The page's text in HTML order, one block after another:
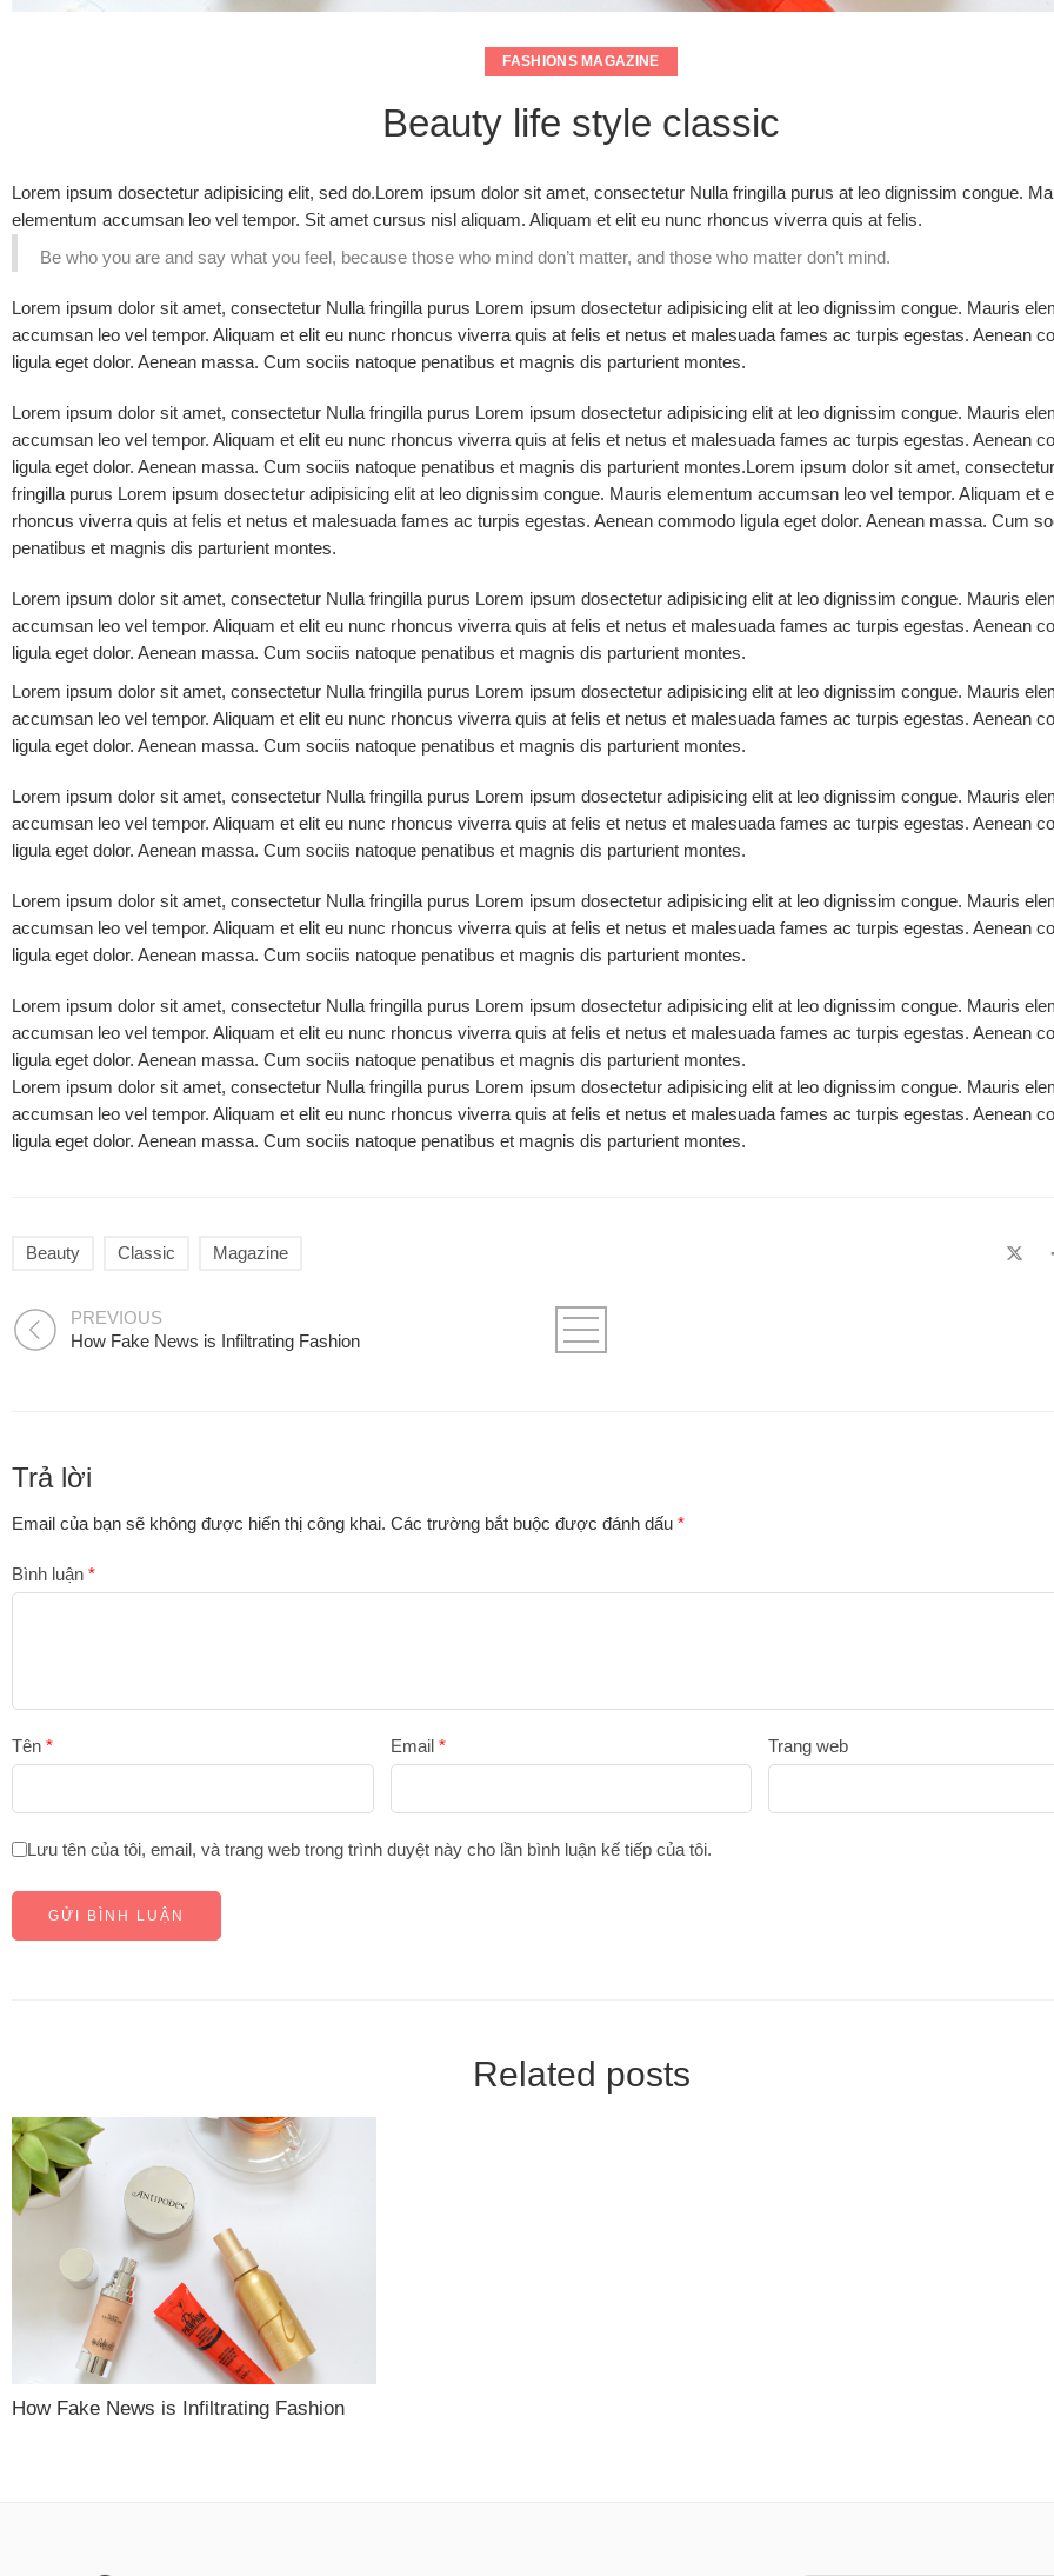
FASHIONS MAGAZINE
Beauty life style classic
Lorem ipsum dosectetur adipisicing elit, sed do.Lorem ipsum dolor sit amet, consectetur Nulla fringilla purus at leo dignissim congue.
elementum accumsan leo vel tempor. Sit amet cursus nisl aliquam. Aliquam et elit eu nunc rhoncus viverra quis at felis.
Be who you are and say what you feel, because those who mind don’t matter, and those who matter don’t mind.
Lorem ipsum dolor sit amet, consectetur Nulla fringilla purus Lorem ipsum dosectetur adipisicing elit at leo dignissim congue. Mauris
accumsan leo vel tempor. Aliquam et elit eu nunc rhoncus viverra quis at felis et netus et malesuada fames ac turpis egestas. Aenean
ligula eget dolor. Aenean massa. Cum sociis natoque penatibus et magnis dis parturient montes.
Lorem ipsum dolor sit amet, consectetur Nulla fringilla purus Lorem ipsum dosectetur adipisicing elit at leo dignissim congue. Mauris
accumsan leo vel tempor. Aliquam et elit eu nunc rhoncus viverra quis at felis et netus et malesuada fames ac turpis egestas. Aenean
ligula eget dolor. Aenean massa. Cum sociis natoque penatibus et magnis dis parturient montes.Lorem ipsum dolor sit amet,
fringilla purus Lorem ipsum dosectetur adipisicing elit at leo dignissim congue. Mauris elementum accumsan leo vel tempor. Aliquam et
rhoncus viverra quis at felis et netus et malesuada fames ac turpis egestas. Aenean commodo ligula eget dolor. Aenean massa. Cum
penatibus et magnis dis parturient montes.
Lorem ipsum dolor sit amet, consectetur Nulla fringilla purus Lorem ipsum dosectetur adipisicing elit at leo dignissim congue. Mauris
accumsan leo vel tempor. Aliquam et elit eu nunc rhoncus viverra quis at felis et netus et malesuada fames ac turpis egestas. Aenean
ligula eget dolor. Aenean massa. Cum sociis natoque penatibus et magnis dis parturient montes.
Lorem ipsum dolor sit amet, consectetur Nulla fringilla purus Lorem ipsum dosectetur adipisicing elit at leo dignissim congue. Mauris
accumsan leo vel tempor. Aliquam et elit eu nunc rhoncus viverra quis at felis et netus et malesuada fames ac turpis egestas. Aenean
ligula eget dolor. Aenean massa. Cum sociis natoque penatibus et magnis dis parturient montes.
Lorem ipsum dolor sit amet, consectetur Nulla fringilla purus Lorem ipsum dosectetur adipisicing elit at leo dignissim congue. Mauris
accumsan leo vel tempor. Aliquam et elit eu nunc rhoncus viverra quis at felis et netus et malesuada fames ac turpis egestas. Aenean
ligula eget dolor. Aenean massa. Cum sociis natoque penatibus et magnis dis parturient montes.
Lorem ipsum dolor sit amet, consectetur Nulla fringilla purus Lorem ipsum dosectetur adipisicing elit at leo dignissim congue. Mauris
accumsan leo vel tempor. Aliquam et elit eu nunc rhoncus viverra quis at felis et netus et malesuada fames ac turpis egestas. Aenean
ligula eget dolor. Aenean massa. Cum sociis natoque penatibus et magnis dis parturient montes.
Lorem ipsum dolor sit amet, consectetur Nulla fringilla purus Lorem ipsum dosectetur adipisicing elit at leo dignissim congue. Mauris
accumsan leo vel tempor. Aliquam et elit eu nunc rhoncus viverra quis at felis et netus et malesuada fames ac turpis egestas. Aenean
ligula eget dolor. Aenean massa. Cum sociis natoque penatibus et magnis dis parturient montes.
Lorem ipsum dolor sit amet, consectetur Nulla fringilla purus Lorem ipsum dosectetur adipisicing elit at leo dignissim congue. Mauris
accumsan leo vel tempor. Aliquam et elit eu nunc rhoncus viverra quis at felis et netus et malesuada fames ac turpis egestas. Aenean
ligula eget dolor. Aenean massa. Cum sociis natoque penatibus et magnis dis parturient montes.
Beauty Classic Magazine
PREVIOUS
How Fake News is Infiltrating Fashion
Trả lời
Email của bạn sẽ không được hiển thị công khai. Các trường bắt buộc được đánh dấu *
Bình luận *
Tên * Email * Trang web
Lưu tên của tôi, email, và trang web trong trình duyệt này cho lần bình luận kế tiếp của tôi.
Related posts
How Fake News is Infiltrating Fashion